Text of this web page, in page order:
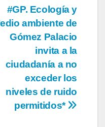
#GP. Ecología y
ambiente de
Gómez Palacio
invita a la
ciudadanía a no
exceder los
niveles de ruido
permitidos*